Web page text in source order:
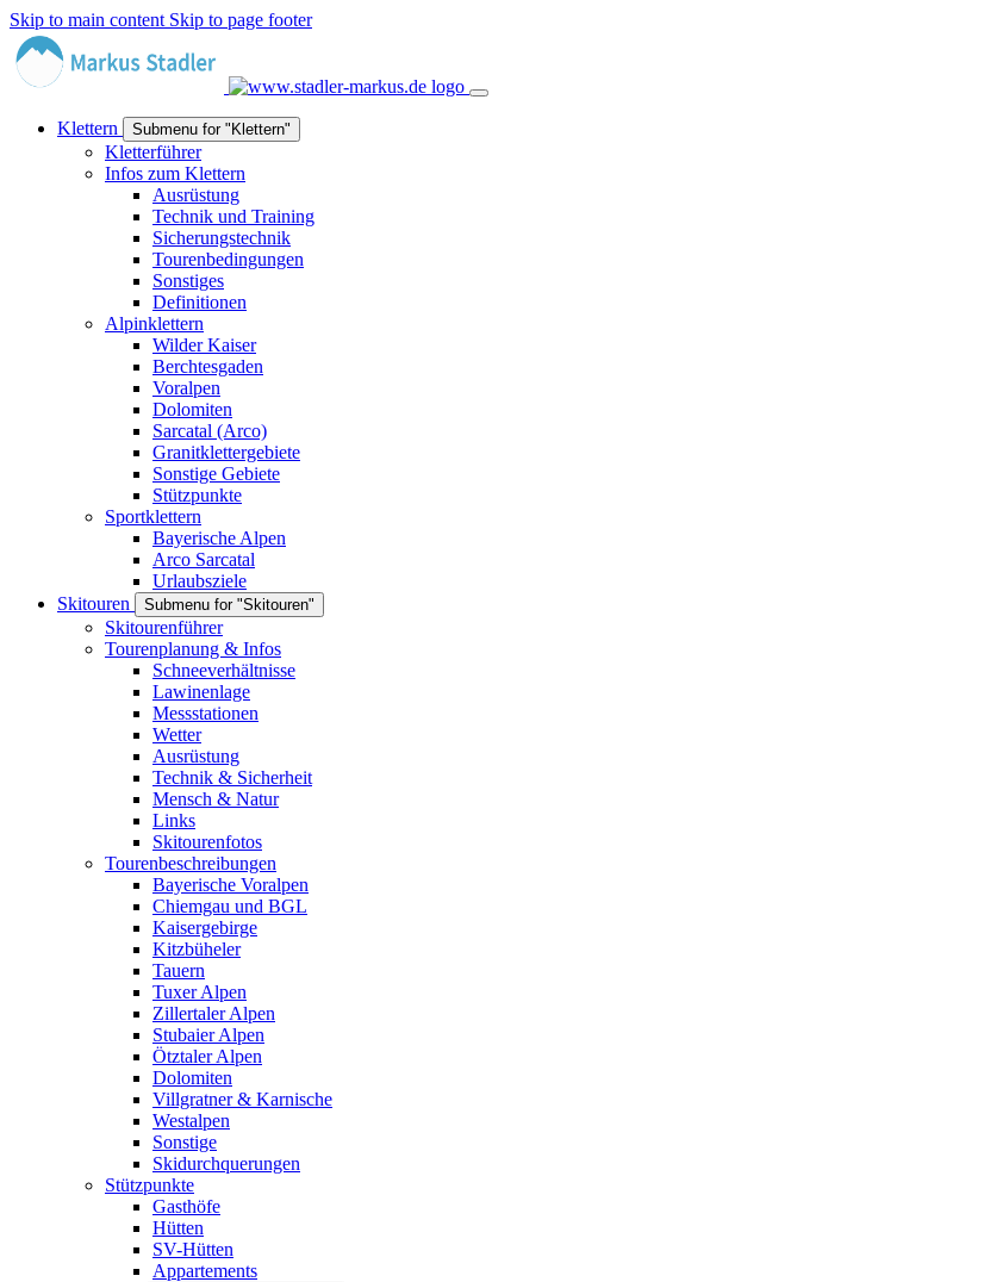
Skip to main content Skip to page footer
Klettern Submenu for "Klettern"
Kletterführer
Infos zum Klettern
Ausrüstung
Technik und Training
Sicherungstechnik
Tourenbedingungen
Sonstiges
Definitionen
Alpinklettern
Wilder Kaiser
Berchtesgaden
Voralpen
Dolomiten
Sarcatal (Arco)
Granitklettergebiete
Sonstige Gebiete
Stützpunkte
Sportklettern
Bayerische Alpen
Arco Sarcatal
Urlaubsziele
Skitouren
Submenu for "Skitouren"
Skitourenführer
Tourenplanung & Infos
Schneeverhältnisse
Lawinenlage
Messstationen
Wetter
Ausrüstung
Technik & Sicherheit
Mensch & Natur
Links
Skitourenfotos
Tourenbeschreibungen
Bayerische Voralpen
Chiemgau und BGL
Kaisergebirge
Kitzbüheler
Tauern
Tuxer Alpen
Zillertaler Alpen
Stubaier Alpen
Ötztaler Alpen
Dolomiten
Villgratner & Karnische
Westalpen
Sonstige
Skidurchquerungen
Stützpunkte
Gasthöfe
Hütten
SV-Hütten
Appartements